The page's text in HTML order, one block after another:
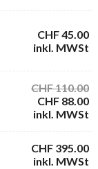
CHF45.00
inkl. MWSt
CHF110.00
CHF 88.00
inkl. MWSt
CHF 395.00
inkl. MWSt